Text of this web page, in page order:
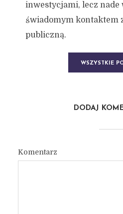
inwestycjami, lecz nade
świadomym kontaktem
publiczną.
WSZYSTKIE
DODAJ
Komentarz